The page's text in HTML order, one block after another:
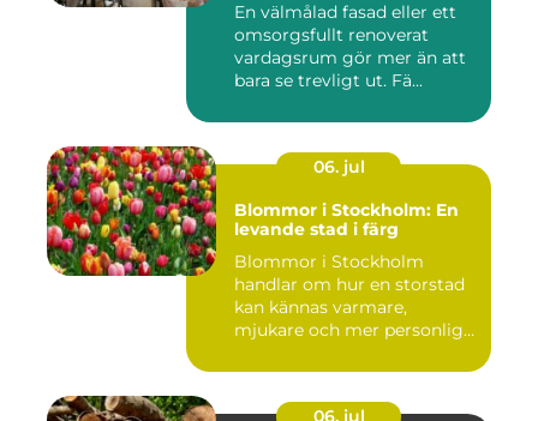
En välmålad fasad eller ett
omsorgsfullt renoverat
vardagsrum gör mer än att
bara se trevligt ut. Fä...
06. jul
Blommor i Stockholm: En
levande stad i färg
Blommor i Stockholm
handlar om hur en storstad
kan kännas varmare,
mjukare och mer personlig
06. jul